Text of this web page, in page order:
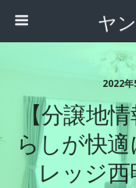
ヤ
2022
【分譲地
らしが快
レッジ